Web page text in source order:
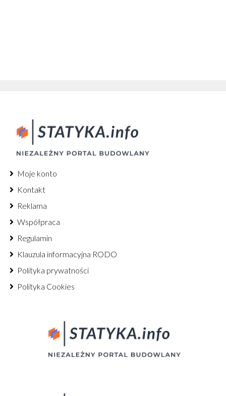
Moje konto
Kontakt
Reklama
Współpraca
Regulamin
Klauzula informacyjna RODO
Polityka prywatności
Polityka Cookies